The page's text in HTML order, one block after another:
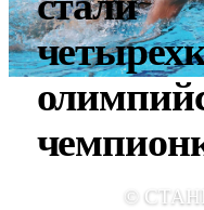
©